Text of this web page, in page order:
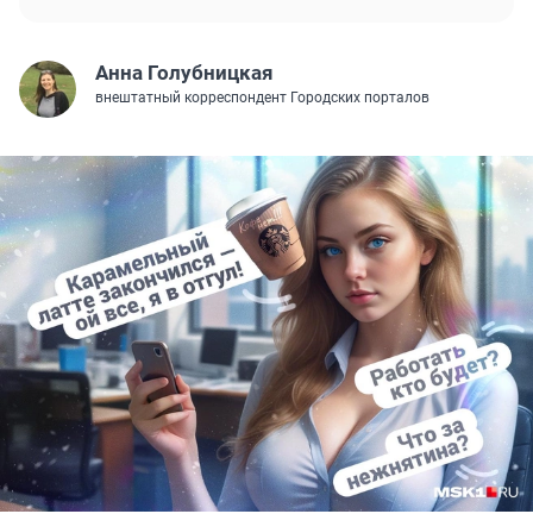
Анна Голубницкая
внештатный корреспондент Городских порталов